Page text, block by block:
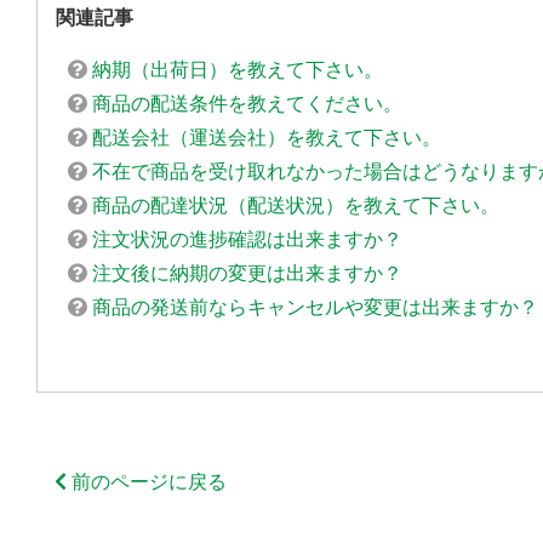
関連記事
納期（出荷日）を教えて下さい。
商品の配送条件を教えてください。
配送会社（運送会社）を教えて下さい。
不在で商品を受け取れなかった場合はどうなります
商品の配達状況（配送状況）を教えて下さい。
注文状況の進捗確認は出来ますか？
注文後に納期の変更は出来ますか？
商品の発送前ならキャンセルや変更は出来ますか？
前のページに戻る